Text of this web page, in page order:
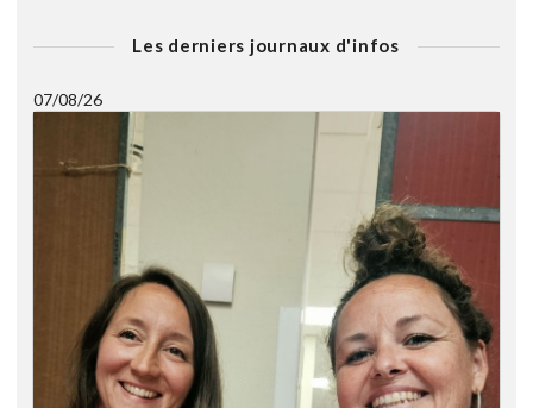
Les derniers journaux d'infos
07/08/26